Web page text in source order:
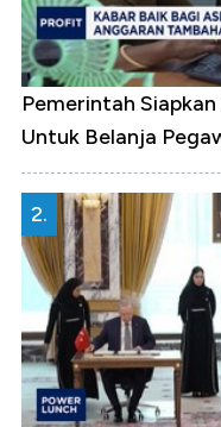
Pemerintah
Untuk Belanja
2.